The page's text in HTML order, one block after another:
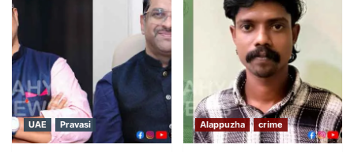
UAE Pravasi Alappuzha crime